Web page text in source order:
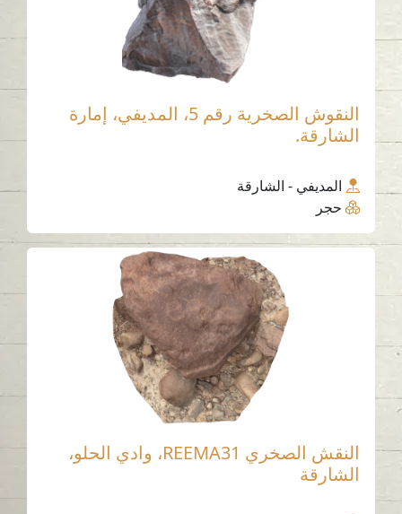
النقوش الصخرية رقم 5، المديفي، إمارة
الشارقة.
المديفي - الشارقة
حجر
النقش الصخري REEMA31، وادي الحلو،
الشارقة